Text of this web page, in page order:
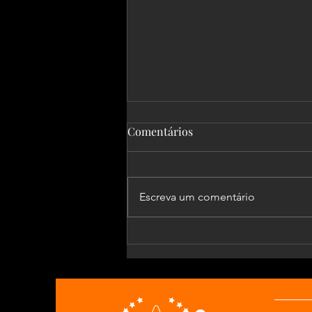
Defensiva
Comentários
Escreva um comentário